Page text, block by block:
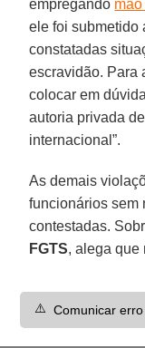
empregando
ele foi submetido
constatadas
escravidão. Para
colocar em
autoria privada
internacional”.
As demais
funcionários sem
contestadas.
FGTS, alega que
⚠️ Comunicar erro